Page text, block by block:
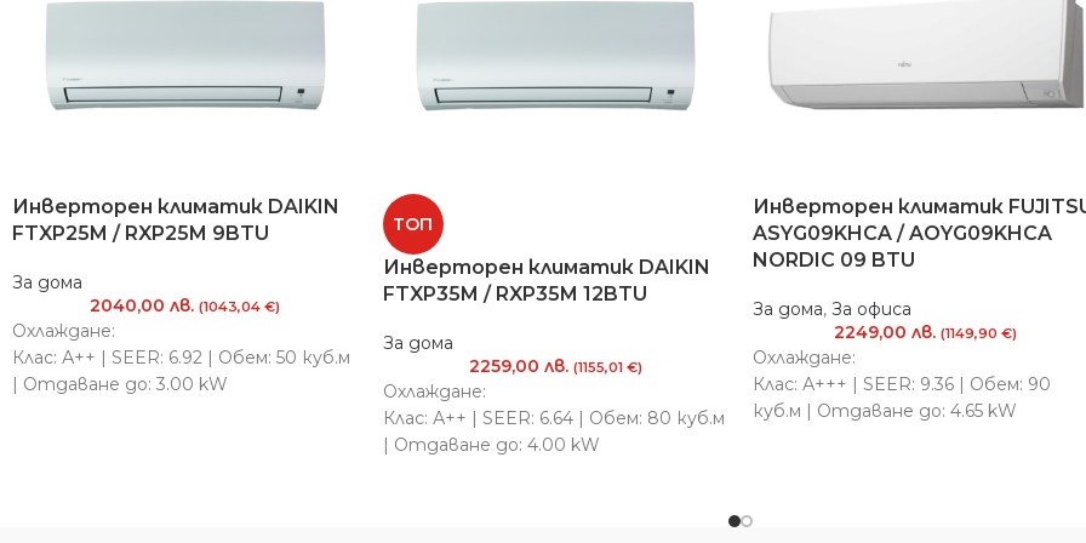
Инверторен климатик DAIKIN
FTXP25M / RXP25M 9BTU
За дома
2040,00лв. (1043,04 €)
Охлаждане:
Клас: А++ | SEER: 6.92 | Обем: 50 куб.м
| Отдаване до: 3.00 kW
ТОП
Инверторен климатик DAIKIN
FTXP35M / RXP35M 12BTU
За дома
2259,00 лв. (1155,01 €)
Охлаждане:
Клас: А++ | SEER: 6.64 | Обем: 80 куб.м
| Отдаване до: 4.00 kW
Инверторен климатик
ASYG09KHCA / AOYG09KHCA
NORDIC 09 BTU
За дома, За офиса
2249,00лв. (1149,90 €)
Охлаждане:
Клас: А+++ | SEER: 9.36 | Обем: 90
куб.м | Отдаване до: 4.65 kW